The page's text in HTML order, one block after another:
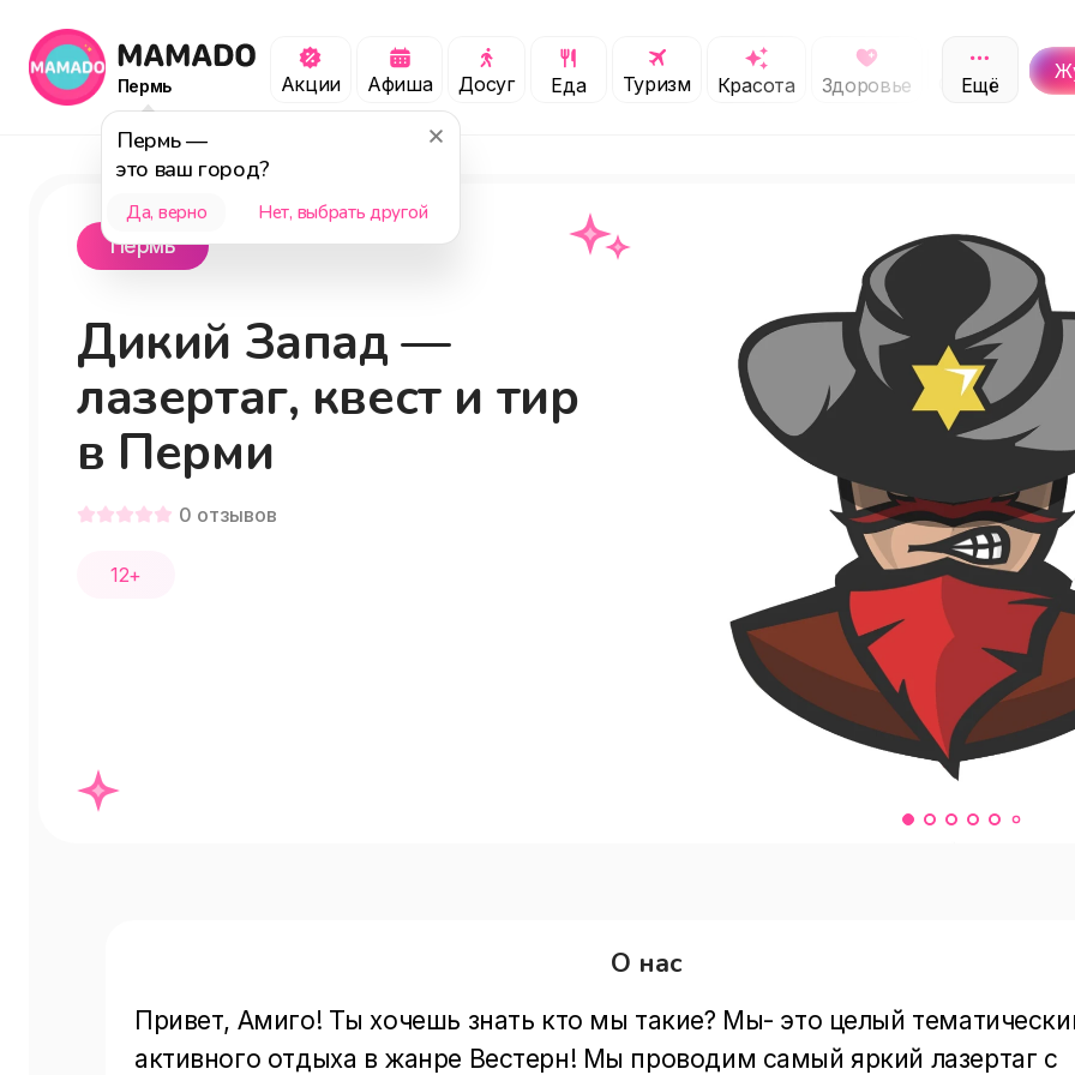
Пермь
Пермь—
это ваш город?
Да, верно Нет, выбрать другой
Акции Афиша Досуг Еда Туризм Красота Здоровье Обучение
Ещё
Пермь
Дикий Запад —
лазертаг, квест и тир
в Перми
0 отзывов
12+
О нас
Привет, Амиго! Ты хочешь знать кто мы такие? Мы- это целый
активного отдыха в жанре Вестерн! Мы проводим самый яркий лазертаг с